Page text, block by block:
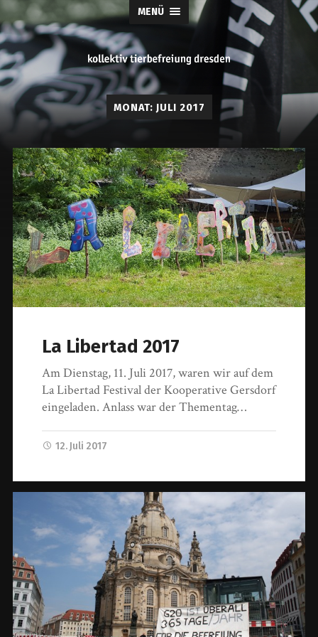
MENÜ
tierbefreiung
dresden
MONAT: JULI 2017
La Libertad 2017
Am Dienstag, 11. Juli 2017, waren wir auf dem
La Libertad Festival der Kooperative Gersdorf
eingeladen. Anlass war der Thementag…
12. Juli 2017